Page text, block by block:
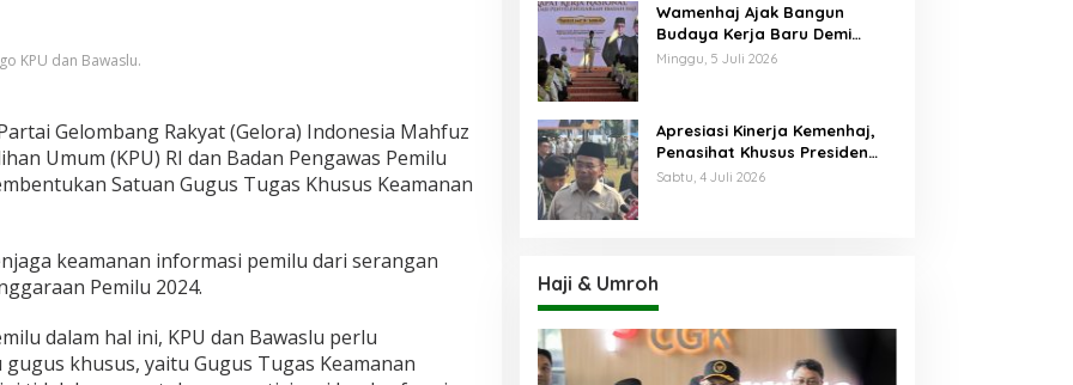
KPU dan Bawaslu.
Gelombang Rakyat (Gelora) Indonesia Mahfuz
Umum (KPU) RI dan Badan Pengawas Pemilu
Satuan Gugus Tugas Khusus Keamanan
keamanan informasi pemilu dari serangan
Pemilu 2024.
dalam hal ini, KPU dan Bawaslu perlu
khusus, yaitu Gugus Tugas Keamanan
Wamenhaj Ajak Bangun
Budaya Kerja Baru Demi
Pelayanan Terbaik bagi
Minggu, 5 Juli 2026
Apresiasi Kinerja Kemenhaj,
Penasihat Khusus Presiden
Nilai Transisi
Sabtu, 4 Juli 2026
Haji & Umroh